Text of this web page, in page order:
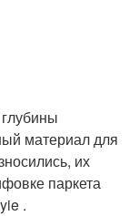
материал для
их
паркета
.